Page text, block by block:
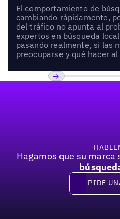
El comportamiento de
cambiando rápidamente,
del tráfico no apunta al
expertos en búsqueda
pasando realmente, si las
preocuparse y qué hacer
Hagamos que su marca
Pide una
PIDE